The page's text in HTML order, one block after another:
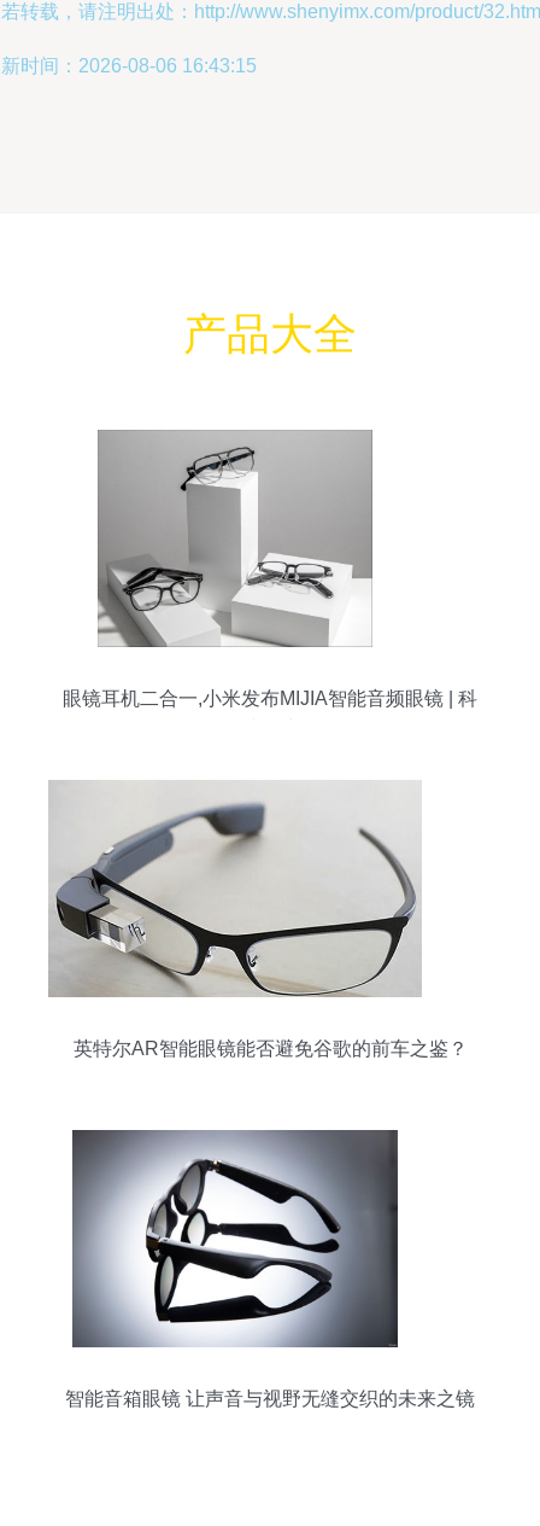
转载，请注明出处：http://www.shenyimx.com/product/
时间：2026-08-06 16:43:15
产品大全
眼镜耳机二合一,小米发布MIJIA智能音频眼镜 | 科
英特尔AR智能眼镜能否避免谷歌的前车之鉴？
智能音箱眼镜 让声音与视野无缝交织的未来之镜